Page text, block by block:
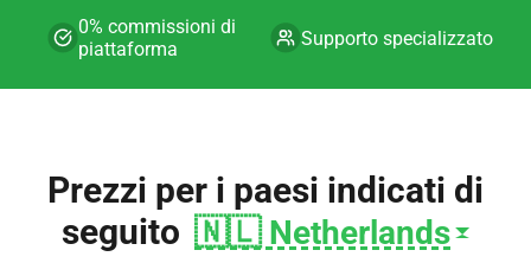
0% commissioni di
piattaforma
Supporto specializzato
Prezzi per i paesi indicati di
seguito 🇳🇱 Netherlands